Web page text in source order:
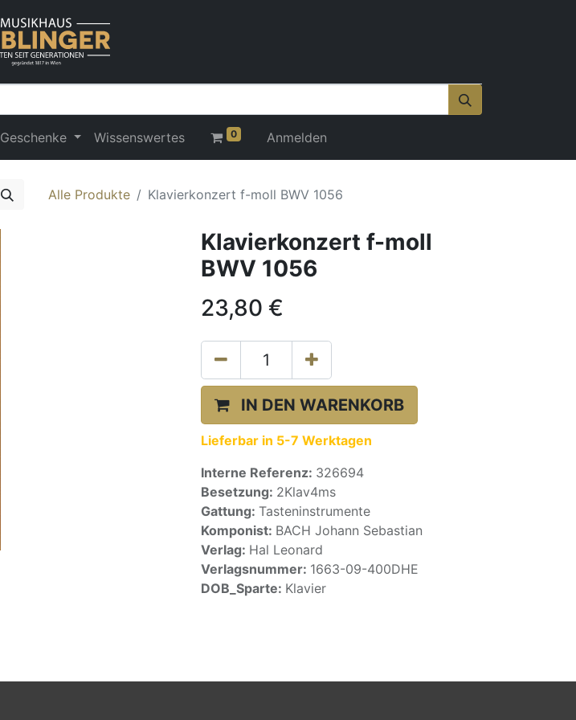
Geschenke Wissenswertes 0 Anmelden
Alle Produkte Klavierkonzert f-moll BWV 1056
Klavierkonzert f-moll
BWV 1056
23,80 €
IN DEN WARENKORB
Lieferbar in 5-7 Werktagen
Interne Referenz: 326694
Besetzung: 2Klav4ms
Gattung: Tasteninstrumente
Komponist: BACH Johann Sebastian
Verlag: Hal Leonard
Verlagsnummer: 1663-09-400DHE
DOB_Sparte: Klavier